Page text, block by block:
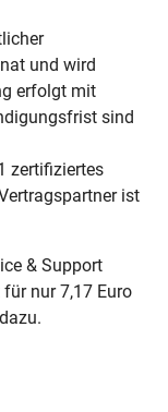
und wird
erfolgt mit
sind
zertifiziertes
ist
& Support
nur 7,17 Euro